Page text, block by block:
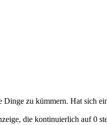
zu kümmern. Hat sich
die kontinuierlich auf